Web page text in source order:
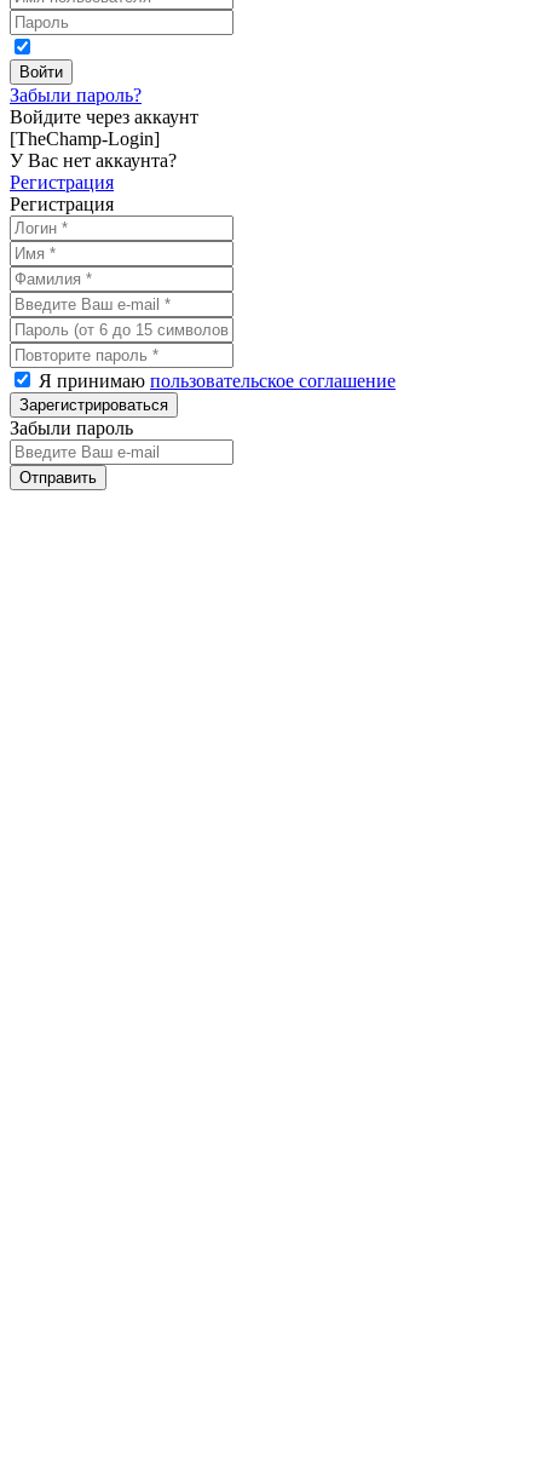
Забыли пароль?
Войдите через аккаунт
[TheChamp-Login]
У Вас нет аккаунта?
Регистрация
Регистрация
Я принимаю пользовательское соглашение
Забыли пароль